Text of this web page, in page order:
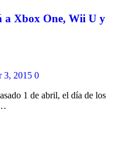
a Xbox One, Wii U y
3, 2015 0
1 de abril, el día de los